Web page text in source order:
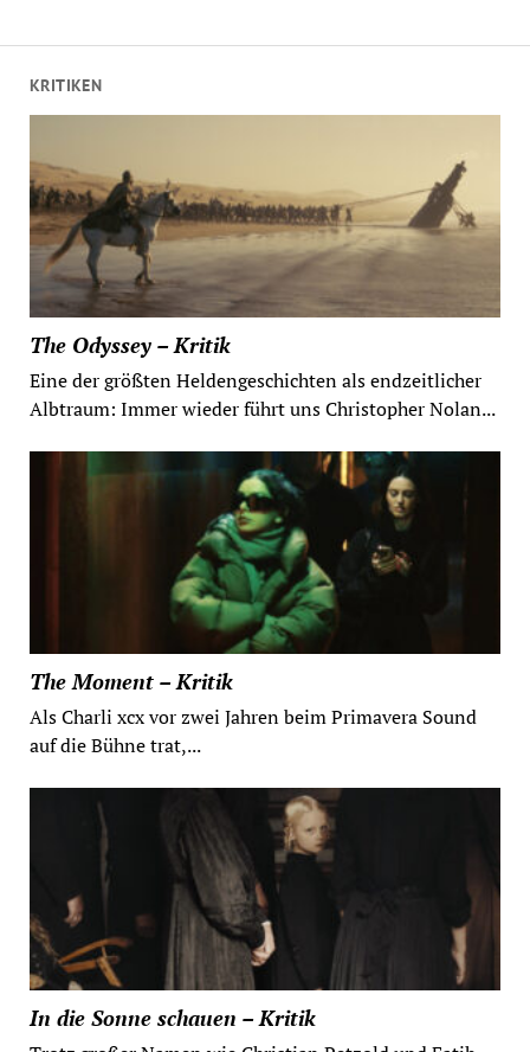
KRITIKEN
The Odyssey – Kritik
Eine der größten Heldengeschichten als endzeitlicher
Albtraum: Immer wieder führt uns Christopher Nolan...
The Moment – Kritik
Als Charli xcx vor zwei Jahren beim Primavera Sound
auf die Bühne trat,...
In die Sonne schauen – Kritik